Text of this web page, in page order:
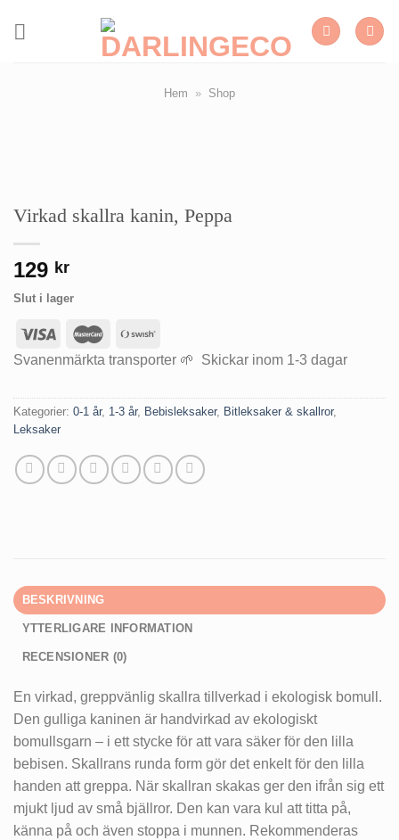
Hem » Shop
Virkad skallra kanin, Peppa
129 kr
Slut i lager
Svanenmärkta transporter 🌱 Skickar inom 1-3 dagar
Kategorier: 0-1 år, 1-3 år, Bebisleksaker, Bitleksaker & skallror,
Leksaker
BESKRIVNING
YTTERLIGARE INFORMATION
RECENSIONER (0)
En virkad, greppvänlig skallra tillverkad i ekologisk bomull.
Den gulliga kaninen är handvirkad av ekologiskt
bomullsgarn – i ett stycke för att vara säker för den lilla
bebisen. Skallrans runda form gör det enkelt för den lilla
handen att greppa. När skallran skakas ger den ifrån sig ett
mjukt ljud av små bjällror. Den kan vara kul att titta på,
känna på och även stoppa i munnen. Rekommenderas